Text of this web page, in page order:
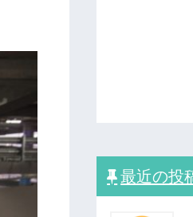
最近の投